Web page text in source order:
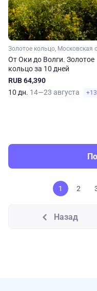
От Оки до Волги. Золотое
кольцо за 10 дней
RUB 64,390
10 дн. 14—23 августа +13
1 2
Назад